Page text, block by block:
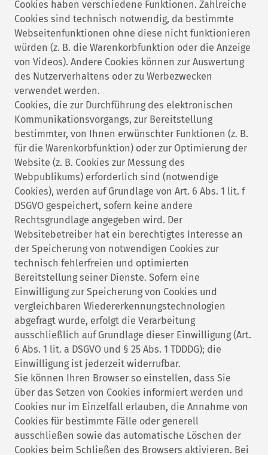
Cookies haben verschiedene Funktionen. Zahlreiche
Cookies sind technisch notwendig, da bestimmte
Webseitenfunktionen ohne diese nicht funktionieren
würden (z. B. die Warenkorbfunktion oder die Anzeige
von Videos). Andere Cookies können zur Auswertung
des Nutzerverhaltens oder zu Werbezwecken
verwendet werden.
Cookies, die zur Durchführung des elektronischen
Kommunikationsvorgangs, zur Bereitstellung
bestimmter, von Ihnen erwünschter Funktionen (z. B.
für die Warenkorbfunktion) oder zur Optimierung der
Website (z. B. Cookies zur Messung des
Webpublikums) erforderlich sind (notwendige
Cookies), werden auf Grundlage von Art. 6 Abs. 1 lit. f
DSGVO gespeichert, sofern keine andere
Rechtsgrundlage angegeben wird. Der
Websitebetreiber hat ein berechtigtes Interesse an
der Speicherung von notwendigen Cookies zur
technisch fehlerfreien und optimierten
Bereitstellung seiner Dienste. Sofern eine
Einwilligung zur Speicherung von Cookies und
vergleichbaren Wiedererkennungstechnologien
abgefragt wurde, erfolgt die Verarbeitung
ausschließlich auf Grundlage dieser Einwilligung (Art.
6 Abs. 1 lit. a DSGVO und § 25 Abs. 1 TDDDG); die
Einwilligung ist jederzeit widerrufbar.
Sie können Ihren Browser so einstellen, dass Sie
über das Setzen von Cookies informiert werden und
Cookies nur im Einzelfall erlauben, die Annahme von
Cookies für bestimmte Fälle oder generell
ausschließen sowie das automatische Löschen der
Cookies beim Schließen des Browsers aktivieren. Bei